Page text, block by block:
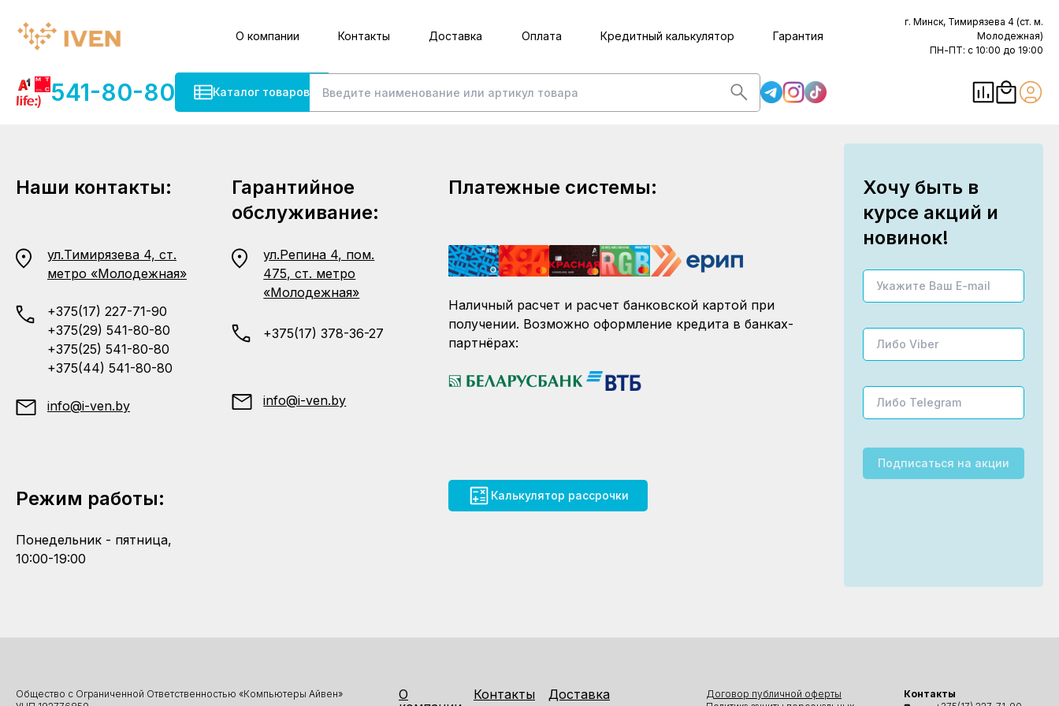
О компании Контакты Доставка Оплата Кредитный калькулятор Гарантия
г. Минск, Тимирязева 4 (ст. м.
Молодежная)
ПН-ПТ: с 10:00 до 19:00
541-80-80 Каталог товаров
Наши контакты:
ул.Тимирязева 4, ст.
метро «Молодежная»
+375(17) 227-71-90
+375(29) 541-80-80
+375(25) 541-80-80
+375(44) 541-80-80
info@i-ven.by
Гарантийное
обслуживание:
ул.Репина 4, пом.
475, ст. метро
«Молодежная»
+375(17) 378-36-27
info@i-ven.by
Платежные системы:
Наличный расчет и расчет банковской картой при
получении. Возможно оформление кредита в банках-
партнёрах:
Режим работы:
Понедельник - пятница,
10:00-19:00
Калькулятор рассрочки
Хочу быть в
курсе акций и
новинок!
Подписаться на акции
Общество с Ограниченной Ответственностью «Компьютеры Айвен»
О
Контакты Доставка
Договор публичной оферты
Контакты